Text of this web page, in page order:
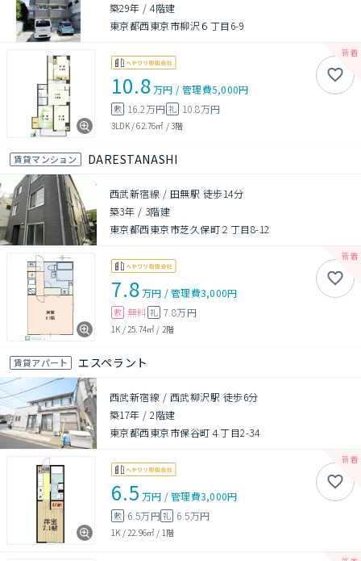
築29年 /4階建
東京都西東京市柳沢６丁目6-9
10.8万円 /管理費5,000円
敷 16.2万円 礼 10.8万円
3LDK/62.76㎡ /3階
賃貸マンション DARESTANASHI
西武新宿線 / 田無駅 徒歩14分
築3年 / 3階建
東京都西東京市芝久保町２丁目8-12
7.8万円 /管理費3,000円
敷 無料 礼 7.8万円
1K /25.74㎡ / 2階
賃貸アパート エスペラント
西武新宿線 / 西武柳沢駅 徒歩6分
築17年 /2階建
東京都西東京市保谷町４丁目2-34
6.5 万円 /管理費3,000円
敷 6.5万円礼 6.5万円
1K /22.96㎡ / 1階